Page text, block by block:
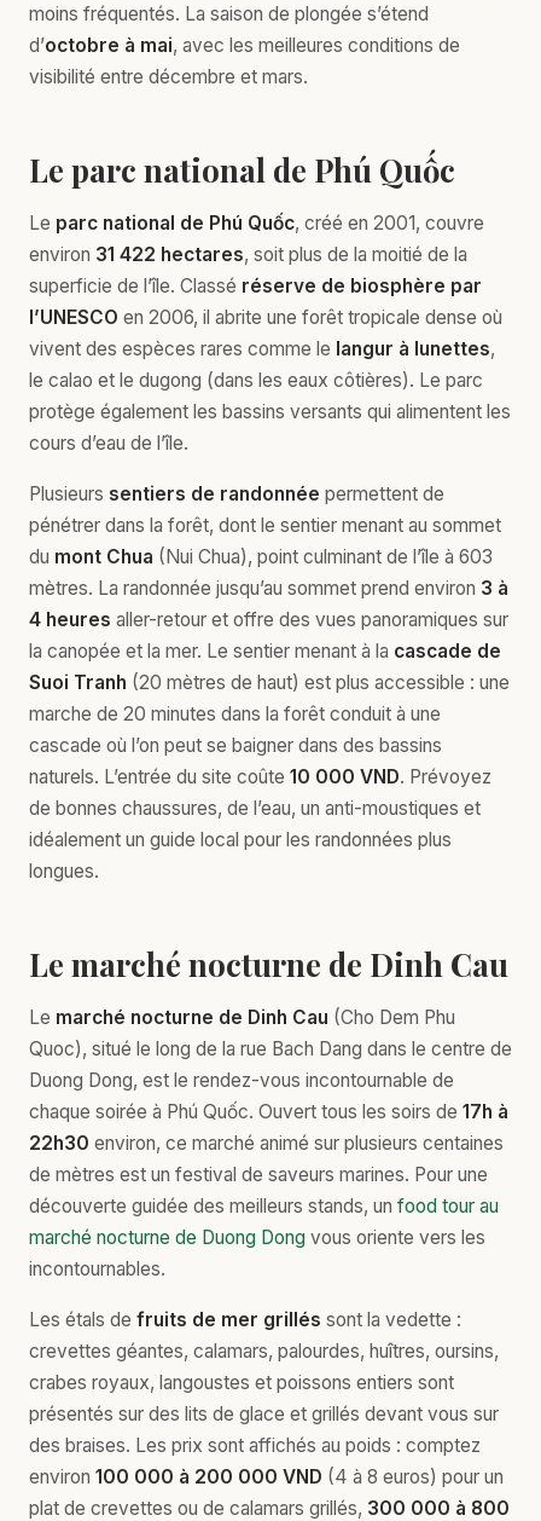
moins fréquentés. La saison de plongée s’étend
d’octobre à mai, avec les meilleures conditions de
visibilité entre décembre et mars.
Le parc national de Phú Quốc
Le parc national de Phú Quốc, créé en 2001, couvre
environ 31 422 hectares, soit plus de la moitié de la
superficie de l’île. Classé réserve de biosphère par
l’UNESCO en 2006, il abrite une forêt tropicale dense où
vivent des espèces rares comme le langur à lunettes,
le calao et le dugong (dans les eaux côtières). Le parc
protège également les bassins versants qui alimentent les
cours d’eau de l’île.
Plusieurs sentiers de randonnée permettent de
pénétrer dans la forêt, dont le sentier menant au sommet
du mont Chua (Nui Chua), point culminant de l’île à 603
mètres. La randonnée jusqu’au sommet prend environ 3 à
4 heures aller-retour et offre des vues panoramiques sur
la canopée et la mer. Le sentier menant à la cascade de
Suoi Tranh (20 mètres de haut) est plus accessible : une
marche de 20 minutes dans la forêt conduit à une
cascade où l’on peut se baigner dans des bassins
naturels. L’entrée du site coûte 10 000 VND. Prévoyez
de bonnes chaussures, de l’eau, un anti-moustiques et
idéalement un guide local pour les randonnées plus
longues.
Le marché nocturne de Dinh Cau
Le marché nocturne de Dinh Cau (Cho Dem Phu
Quoc), situé le long de la rue Bach Dang dans le centre de
Duong Dong, est le rendez-vous incontournable de
chaque soirée à Phú Quốc. Ouvert tous les soirs de 17h à
22h30 environ, ce marché animé sur plusieurs centaines
de mètres est un festival de saveurs marines. Pour une
découverte guidée des meilleurs stands, un food tour au
marché nocturne de Duong Dong vous oriente vers les
incontournables.
Les étals de fruits de mer grillés sont la vedette :
crevettes géantes, calamars, palourdes, huîtres, oursins,
crabes royaux, langoustes et poissons entiers sont
présentés sur des lits de glace et grillés devant vous sur
des braises. Les prix sont affichés au poids : comptez
environ 100 000 à 200 000 VND (4 à 8 euros) pour un
plat de crevettes ou de calamars grillés, 300 000 à 800